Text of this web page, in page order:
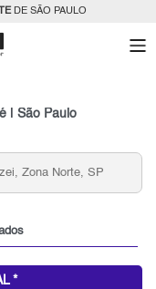
DE SÃO PAULO
| São Paulo
Aluguel de Apartamentos 3
*